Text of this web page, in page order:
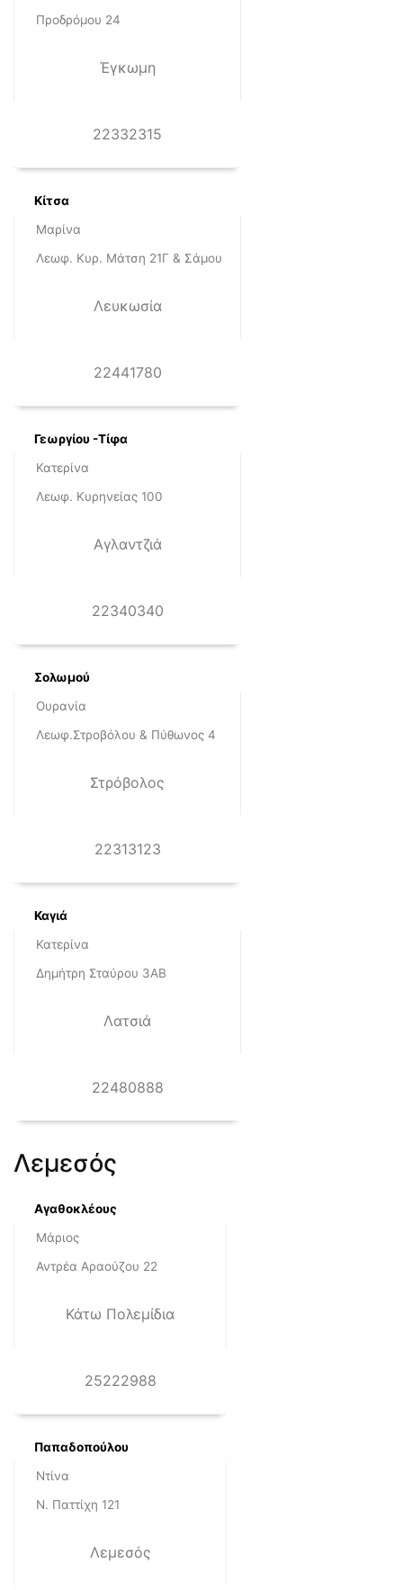
Προδρόμου 24
Έγκωμη
22332315
Κίτσα
Μαρίνα
Λεωφ. Κυρ. Μάτση 21Γ & Σάμου
Λευκωσία
22441780
Γεωργίου -Τίφα
Κατερίνα
Λεωφ. Κυρηνείας 100
Αγλαντζιά
22340340
Σολωμού
Ουρανία
Λεωφ.Στροβόλου & Πύθωνος 4
Στρόβολος
22313123
Καγιά
Κατερίνα
Δημήτρη Σταύρου 3ΑΒ
Λατσιά
22480888
Λεμεσός
Αγαθοκλέους
Μάριος
Αντρέα Αραούζου 22
Κάτω Πολεμίδια
25222988
Παπαδοπούλου
Ντίνα
Ν. Παττίχη 121
Λεμεσός